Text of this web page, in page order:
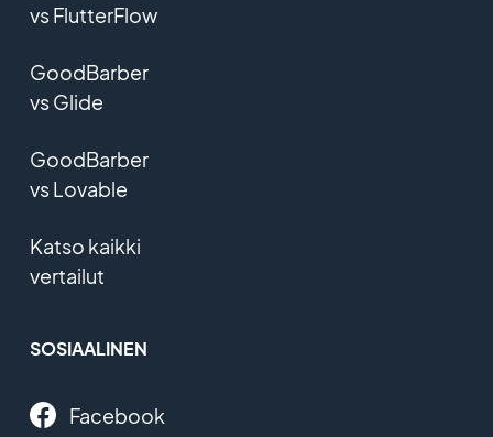
vs FlutterFlow
GoodBarber
vs Glide
GoodBarber
vs Lovable
Katso kaikki
vertailut
SOSIAALINEN
Facebook